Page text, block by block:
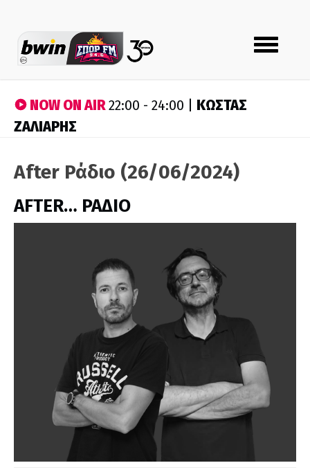
Toggle
navigation
NOW ON AIR22:00 - 24:00 | ΚΩΣΤΑΣ
ΖΑΛΙΑΡΗΣ
After Ράδιο (26/06/2024)
AFTER… ΡΑΔΙΟ